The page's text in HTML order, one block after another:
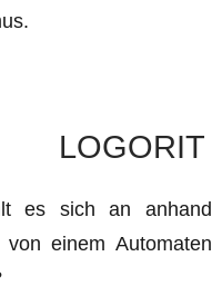
LOGORIT
es sich an
von einem